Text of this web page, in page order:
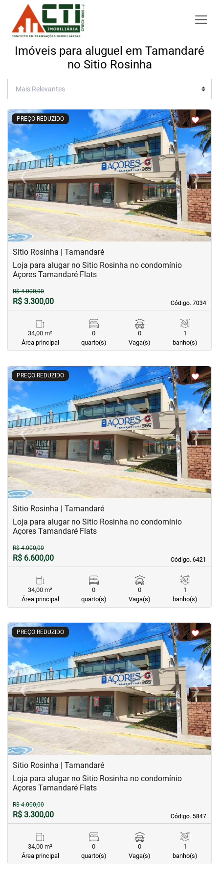
Imóveis para aluguel em Tamandaré
no Sitio Rosinha
PREÇO REDUZIDO
<<<<
‹Previous ›Next
Sitio Rosinha | Tamandaré
Código. 7034
Código. 7034
Loja para alugar no Sitio Rosinha no condomínio
Açores Tamandaré Flats
R$ 4.000,00
R$ 3.300,00
34,00 m²
Área principal
0
quarto(s)
0
Vaga(s)
1
banho(s)
PREÇO REDUZIDO
<<<<
‹Previous ›Next
Sitio Rosinha | Tamandaré
Código. 6421
Código. 6421
Loja para alugar no Sitio Rosinha no condomínio
Açores Tamandaré Flats
R$ 4.000,00
R$ 6.600,00
34,00 m²
Área principal
0
quarto(s)
0
Vaga(s)
1
banho(s)
PREÇO REDUZIDO
<<<<
‹Previous ›Next
Sitio Rosinha | Tamandaré
Código. 5847
Código. 5847
Loja para alugar no Sitio Rosinha no condomínio
Açores Tamandaré Flats
R$ 4.000,00
R$ 3.300,00
34,00 m²
Área principal
0
quarto(s)
0
Vaga(s)
1
banho(s)